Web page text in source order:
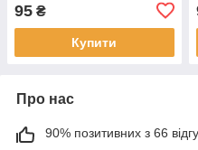
95 ₴
Купити
Про нас
90% позитивних з 66